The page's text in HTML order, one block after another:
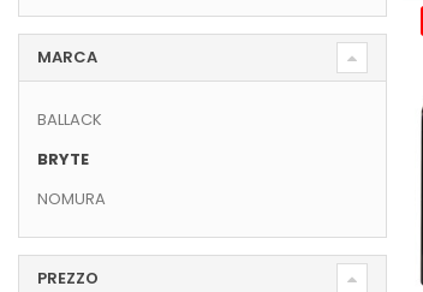
MARCA
BALLACK
BRYTE
NOMURA
PREZZO